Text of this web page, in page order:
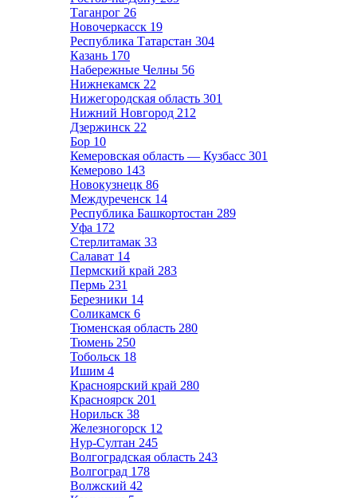
Таганрог 26
Новочеркасск 19
Республика Татарстан 304
Казань 170
Набережные Челны 56
Нижнекамск 22
Нижегородская область 301
Нижний Новгород 212
Дзержинск 22
Бор 10
Кемеровская область — Кузбасс 301
Кемерово 143
Новокузнецк 86
Междуреченск 14
Республика Башкортостан 289
Уфа 172
Стерлитамак 33
Салават 14
Пермский край 283
Пермь 231
Березники 14
Соликамск 6
Тюменская область 280
Тюмень 250
Тобольск 18
Ишим 4
Красноярский край 280
Красноярск 201
Норильск 38
Железногорск 12
Нур-Султан 245
Волгоградская область 243
Волгоград 178
Волжский 42